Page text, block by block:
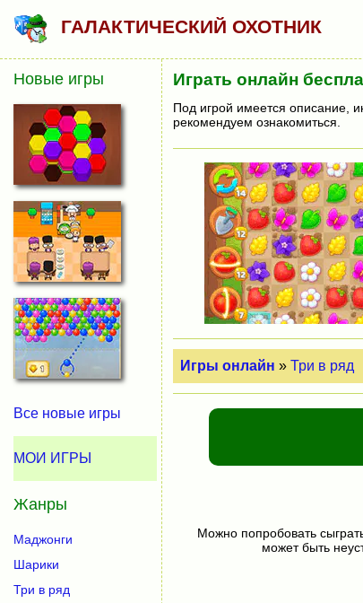
ГАЛАКТИЧЕСКИЙ ОХОТНИК
Играть онлайн
Под игрой имеется описание,
рекомендуем ознакомиться.
Игры онлайн » Три в ряд
Можно попробовать
может быть
Новые игры
Все новые игры
МОИ ИГРЫ
Жанры
Маджонги
Шарики
Три в ряд